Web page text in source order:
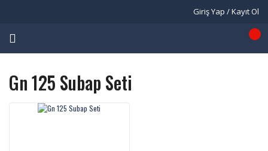
Giriş Yap / Kayıt Ol
Gn 125 Subap Seti